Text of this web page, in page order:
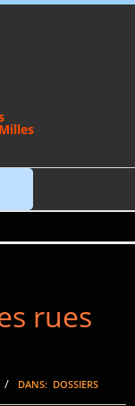
rues
DANS: DOSSIERS